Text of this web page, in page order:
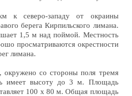
к северо-западу от окраины
берега Кирпильского лимана.
1,5 м над поймой. Местность
просматриваются окрестности
лимана.
окружено со стороны поля тремя
имеет высоту до 3 м. Площадь
100 х 80 м. Общая площадь